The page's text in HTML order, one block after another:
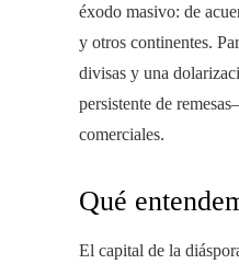
éxodo masivo: de
y otros continentes.
divisas y una
persistente de
comerciales.
Qué
El capital de la